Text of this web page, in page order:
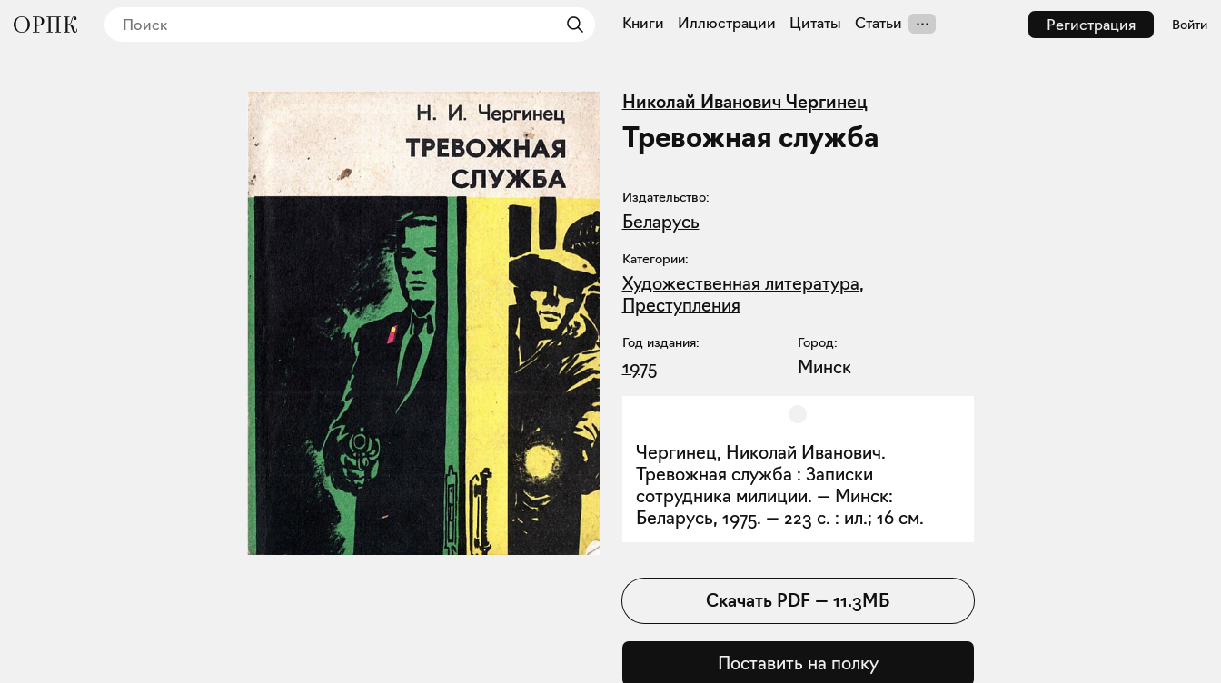
Регистрация Войти
Книги Иллюстрации Цитаты Статьи
Николай Иванович Чергинец
Тревожная служба
Издательство:
Беларусь
Категории:
Художественная литература,
Преступления
Год издания:
1975
Город:
Минск
Чергинец, Николай Иванович.
Тревожная служба : Записки
сотрудника милиции. — Минск:
Беларусь, 1975. — 223 с. : ил.; 16 см.
Скачать PDF —11.3МБ
Поставить на полку